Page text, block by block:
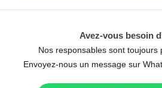
Avez-vous besoin
Nos responsables sont toujours
Envoyez-nous un message sur